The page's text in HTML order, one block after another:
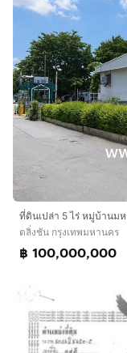
ตลิ่งชัน กรุงเทพมหานคร
฿ 100,000,000